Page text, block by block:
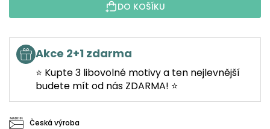
DO KOŠÍKU
Akce 2+1 zdarma
⭐ Kupte 3 libovolné motivy a ten nejlevnější
budete mít od nás ZDARMA! ⭐
Česká výroba